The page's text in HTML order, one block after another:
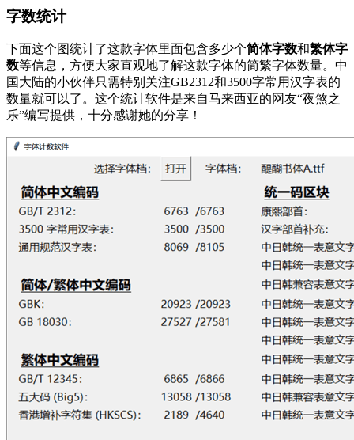
字数统计
下面这个图统计了这款字体里面包含多少个简体字数和繁体字
数等信息，方便大家直观地了解这款字体的简繁字体数量。中
国大陆的小伙伴只需特别关注GB2312和3500字常用汉字表的
数量就可以了。这个统计软件是来自马来西亚的网友“夜煞之
乐”编写提供，十分感谢她的分享！